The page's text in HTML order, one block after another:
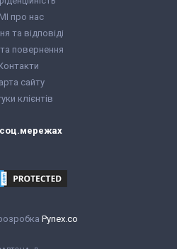
про нас
та відповіді
повернення
сайту
клієнтів
Pynex.co